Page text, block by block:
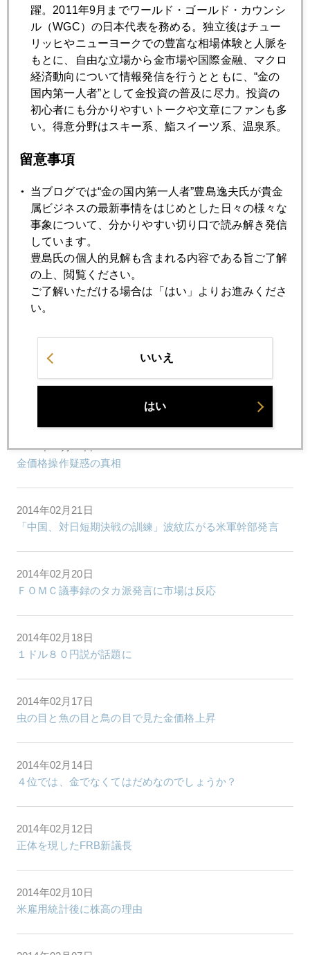
ゲレンデ。湖からの逆風が猛烈に強いときは、滑っているの
に、前に進まず、逆風によりかかってゲレンデで停止状態に
なることもある。
その奥にあるのがモーグル・ゲレンデ。実際に斜面に「育っ
た」コブの大きさ、高さを見ると、圧倒されるよ。私なんか
の技術では、とても歯が立たない、異次元の世界！
ソチは、更に、厳しい設定だから、それを、本番にほぼ完ぺ
きに滑ることの凄さを実感するのだ！
舞う彼女の姿を画面で見て、思わず泣いてしまったのだ～
それで、週末、仕事があるのに、やりくりして、半日スキー
行ってしまった(笑)。
2014年02月28日
イエレンとウクライナの共振で100円割れも
2014年02月25日
金価格操作疑惑の真相
2014年02月21日
「中国、対日短期決戦の訓練」波紋広がる米軍幹部発言
2014年02月20日
ＦＯＭＣ議事録のタカ派発言に市場は反応
2014年02月18日
１ドル８０円説が話題に
2014年02月17日
虫の目と魚の目と鳥の目で見た金価格上昇
2014年02月14日
４位では、金でなくてはだめなのでしょうか？
2014年02月12日
正体を現したFRB新議長
2014年02月10日
米雇用統計後に株高の理由
躍。2011年9月までワールド・ゴールド・カウンシ
ル（WGC）の日本代表を務める。独立後はチュー
リッヒやニューヨークでの豊富な相場体験と人脈を
もとに、自由な立場から金市場や国際金融、マクロ
経済動向について情報発信を行うとともに、“金の
国内第一人者”として金投資の普及に尽力。投資の
初心者にも分かりやすいトークや文章にファンも多
い。得意分野はスキー系、鮨スイーツ系、温泉系。
留意事項
当ブログでは“金の国内第一人者”豊島逸夫氏が貴金
属ビジネスの最新事情をはじめとした日々の様々な
事象について、分かりやすい切り口で読み解き発信
しています。
豊島氏の個人的見解も含まれる内容である旨ご了解
の上、閲覧ください。
ご了解いただける場合は「はい」よりお進みくださ
い。
いいえ
はい